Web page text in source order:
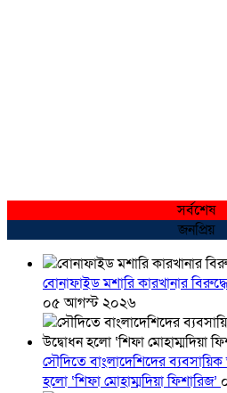
সর্বশেষ
জনপ্রিয়
বোনাফাইড মশারি কারখানার
০৫ আগস্ট ২০২৬
সৌদিতে বাংলাদেশিদের ব্যবসায়িক
হলো ‘শিফা মোহাম্মদিয়া ফিশারিজ’